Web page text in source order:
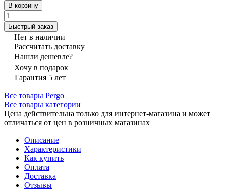
В корзину
Быстрый заказ
Нет в наличии
Рассчитать доставку
Нашли дешевле?
Хочу в подарок
Гарантия 5 лет
Все товары Pergo
Все товары категории
Цена действительна только для интернет-магазина и может
отличаться от цен в розничных магазинах
Описание
Характеристики
Как купить
Оплата
Доставка
Отзывы